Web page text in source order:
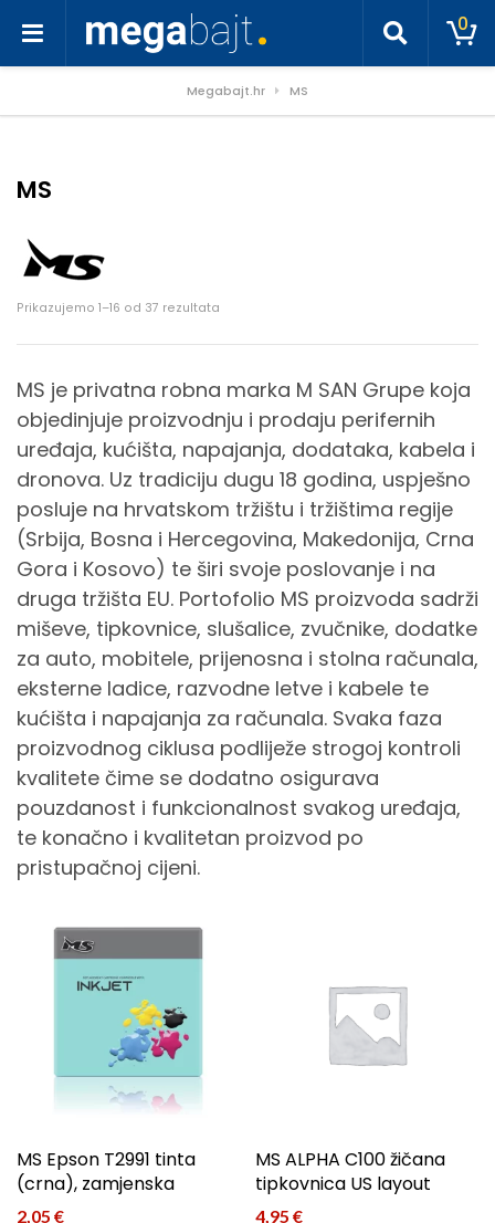
0
Megabajt.hr MS
MS
Prikazujemo 1–16 od 37 rezultata
MS je privatna robna marka M SAN Grupe koja
objedinjuje proizvodnju i prodaju perifernih
uređaja, kućišta, napajanja, dodataka, kabela i
dronova. Uz tradiciju dugu 18 godina, uspješno
posluje na hrvatskom tržištu i tržištima regije
(Srbija, Bosna i Hercegovina, Makedonija, Crna
Gora i Kosovo) te širi svoje poslovanje i na
druga tržišta EU. Portofolio MS proizvoda sadrži
miševe, tipkovnice, slušalice, zvučnike, dodatke
za auto, mobitele, prijenosna i stolna računala,
eksterne ladice, razvodne letve i kabele te
kućišta i napajanja za računala. Svaka faza
proizvodnog ciklusa podliježe strogoj kontroli
kvalitete čime se dodatno osigurava
pouzdanost i funkcionalnost svakog uređaja,
te konačno i kvalitetan proizvod po
pristupačnoj cijeni.
MS Epson T2991 tinta
(crna), zamjenska
2,05 €
MS ALPHA C100 žičana
tipkovnica US layout
4,95€